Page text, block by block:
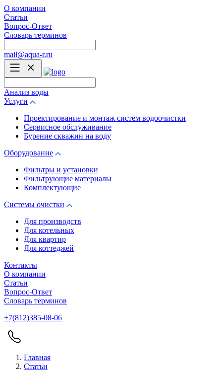
О компании
Статьи
Вопрос-Ответ
Словарь терминов
mail@aqua-r.ru
Анализ воды
Услуги
Проектирование и монтаж систем водоочистки
Сервисное обслуживание
Бурение скважин на воду
Оборудование
Фильтры и установки
Фильтрующие материалы
Комплектующие
Системы очистки
Для производств
Для котельных
Для квартир
Для коттеджей
Контакты
О компании
Статьи
Вопрос-Ответ
Словарь терминов
+7(812)385-08-06
Главная
Статьи